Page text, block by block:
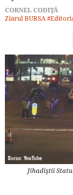
CORNEL CODIŢĂ
Ziarul BURSA
Jihadiştii